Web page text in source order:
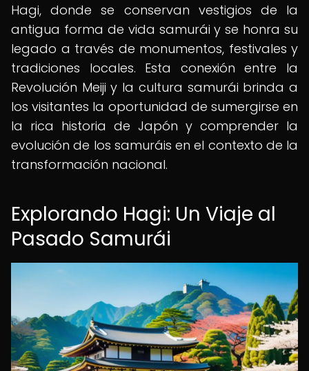
Hagi, donde se conservan vestigios de la
antigua forma de vida samurái y se honra su
legado a través de monumentos, festivales y
tradiciones locales. Esta conexión entre la
Revolución Meiji y la cultura samurái brinda a
los visitantes la oportunidad de sumergirse en
la rica historia de Japón y comprender la
evolución de los samuráis en el contexto de la
transformación nacional.
Explorando Hagi: Un Viaje al
Pasado Samurái